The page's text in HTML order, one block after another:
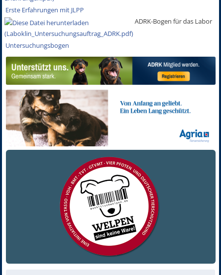
Erste Erfahrungen mit JLPP
Untersuchungsbogen
ADRK-Bogen für das Labor